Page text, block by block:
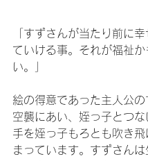
「すずさんが当たり前に
ていける事。それが福祉か
い。」
絵の得意であった主人公の
空襲にあい、姪っ子とつな
手を姪っ子もろとも吹き飛
まっています。すずさんは